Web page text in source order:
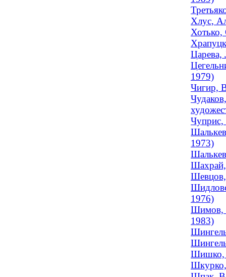
Хлус,
Хотько,
Царева,
1979)
Чигир,
Чуприс,
1973)
Шахрай,
1976)
Шимов,
1983)
Шишко,